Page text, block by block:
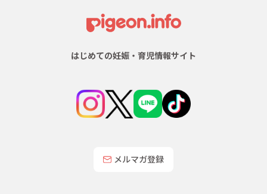
はじめての妊娠・育児情報サイト
メルマガ登録